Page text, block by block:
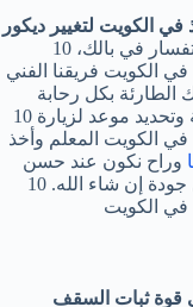
الكويت لتغيير ديكور
، ولا تتردد أبداً في طرح أي استفسار في بالك، 10
الكويت فريقنا الفني
الطارئة بكل رحابة
صدر ومصداقية. لطلب خدمة المعاينة الفورية وتحديد موعد لزيارة 10
الكويت المعلم وأخذ
وراح نكون عند حسن
ظنك وننجز لك المطلوب بأسرع وقت وأفضل جودة إن شاء الله. 10
في الكويت
قوة ثبات السقف